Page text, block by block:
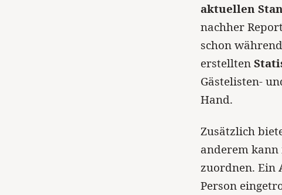
aktuellen
nachher
schon
erstellten
Gästelisten-
Hand.
Zusätzlich
anderem
zuordnen. Ein
Person